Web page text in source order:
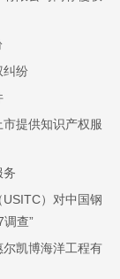
纠纷
提供知识产权服
务
）对中国钢
查”
凯博海洋工程有